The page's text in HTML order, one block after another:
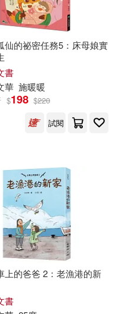
澎維、
狗(1)
(1)
漁
仙的祕密任務5：床母娘實
書
華 施暖暖
$198 $220
試閱
上的爸爸 2：老漁港的新
書